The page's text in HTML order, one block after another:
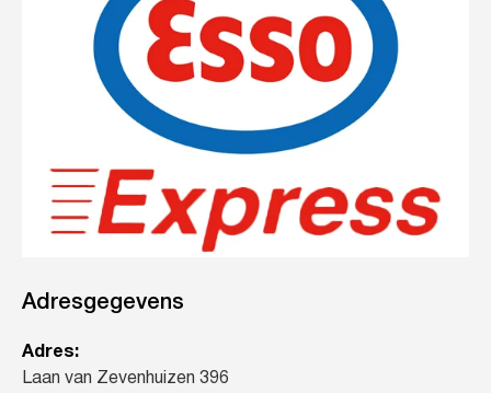
Adresgegevens
Adres:
Laan van Zevenhuizen 396